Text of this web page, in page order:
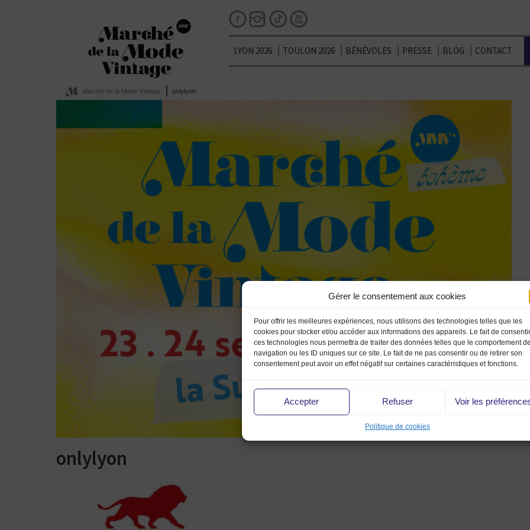
Gérer le consentement aux cookies
Pour offrir les meilleures expériences, nous utilisons des technologies telles que les
cookies pour stocker et/ou accéder aux informations des appareils. Le fait de
ces technologies nous permettra de traiter des données telles que le comportement de
navigation ou les ID uniques sur ce site. Le fait de ne pas consentir ou de retirer son
consentement peut avoir un effet négatif sur certaines caractéristiques et fonctions.
Accepter Refuser Voir les
Politique de cookies
LYON 2026 TOULON 2026 BÉNÉVOLES PRESSE BLOG CONTACT
Marché de la Mode Vintage onlylyon
onlylyon